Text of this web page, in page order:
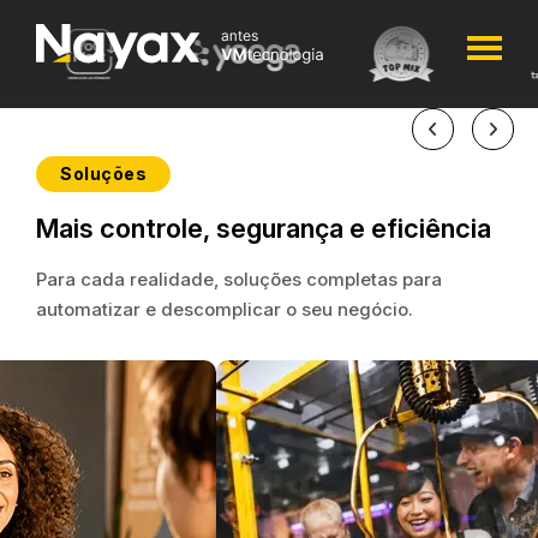
Pagamentos digitais
para geladeiras e
armários com trava
Simples para o consumidor,
Quero saber mais
Soluções
Mais controle, segurança e eficiência
Para cada realidade, soluções completas para
automatizar e descomplicar o seu negócio.